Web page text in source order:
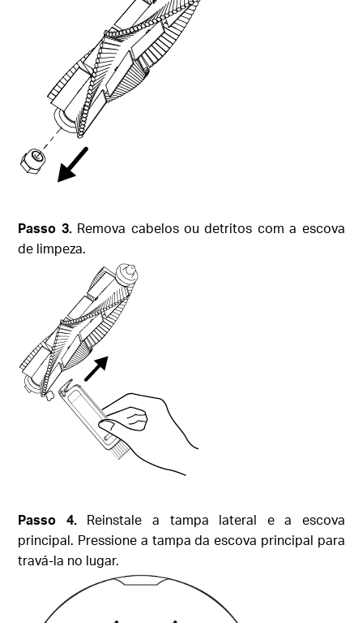
Passo 3.Remova cabelos ou detritos com a escova
de limpeza.
Passo 4.Reinstale a tampa lateral e a escova
principal. Pressione a tampa da escova principal para
travá-la no lugar.